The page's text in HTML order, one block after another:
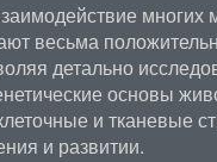
многих
весьма
детально
основы
и тканевые
и развитии.